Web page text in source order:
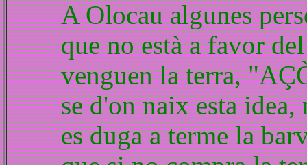
A Olocau algunes
que no està a favor
venguen la terra,
se d'on naix esta
es duga a terme la